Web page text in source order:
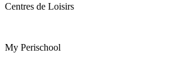
Centres de Loisirs
My Perischool